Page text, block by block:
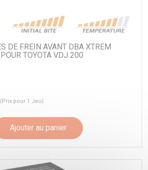
DE FREIN AVANT DBA XTREM
TOYOTA VDJ 200
(Prix pour 1 Jeu)
Ajouter au panier